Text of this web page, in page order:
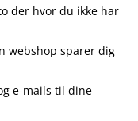
der hvor du ikke har
webshop sparer dig
e-mails til dine